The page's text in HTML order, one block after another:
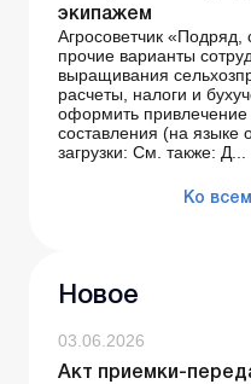
экипажем
Агросоветчик «Подряд,
прочие варианты
выращивания
расчеты, налоги и
оформить
составления (на языке
загрузки: См. также: Д...
Ко
Новое
03.06.2026
Акт приемки-